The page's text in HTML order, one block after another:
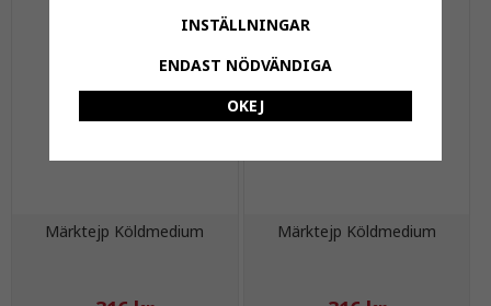
Märktejp Köldmedium Märktejp Köldmedium
INSTÄLLNINGAR
ENDAST NÖDVÄNDIGA
OKEJ